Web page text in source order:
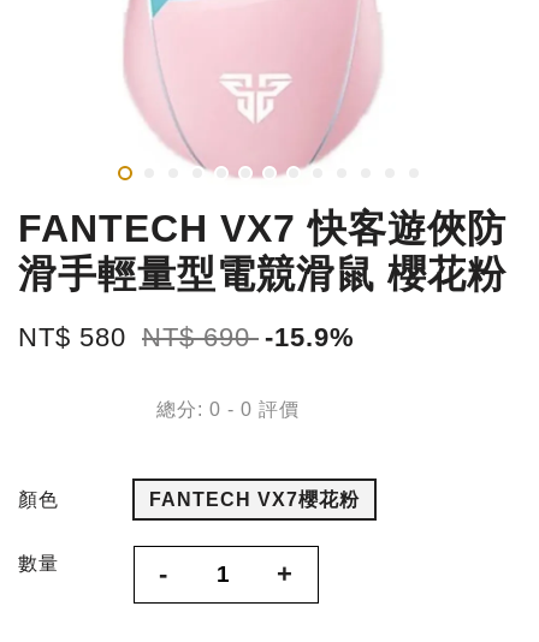
FANTECH VX7 快客遊俠防
滑手輕量型電競滑鼠 櫻花粉
NT$ 580 NT$ 690 -15.9%
總分: 0 - 0 評價
顏色 FANTECH VX7櫻花粉
數量 - +